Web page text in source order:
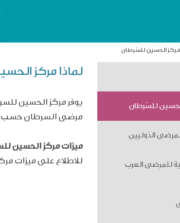
مركز الحسين للسّرطان
للسّرطان
الدّوليين
للمرضى العرب
لماذا مركز
يوفر مركز الحسين
مرضى السرطان حسب
ميزات مركز الحسين
للاطلاع على ميزات